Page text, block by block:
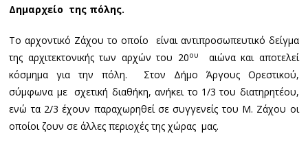
Δημαρχείο της πόλης.
Το αρχοντικό Ζάχου το οποίο είναι αντιπροσωπευτικό δείγμα
της αρχιτεκτονικής των αρχών του 20ου
αιώνα και αποτελεί
κόσμημα για την πόλη. Στον Δήμο Άργους Ορεστικού,
σύμφωνα με σχετική διαθήκη, ανήκει το 1/3 του διατηρητέου,
ενώ τα 2/3 έχουν παραχωρηθεί σε συγγενείς του Μ. Ζάχου οι
οποίοι ζουν σε άλλες περιοχές της χώρας μας.